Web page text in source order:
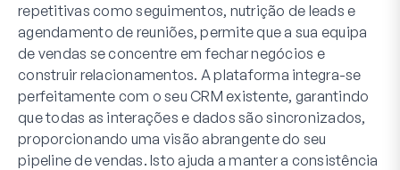
repetitivas como seguimentos, nutrição de leads e
agendamento de reuniões, permite que a sua equipa
de vendas se concentre em fechar negócios e
construir relacionamentos. A plataforma integra-se
perfeitamente com o seu CRM existente, garantindo
que todas as interações e dados são sincronizados,
proporcionando uma visão abrangente do seu
pipeline de vendas. Isto ajuda a manter a consistência